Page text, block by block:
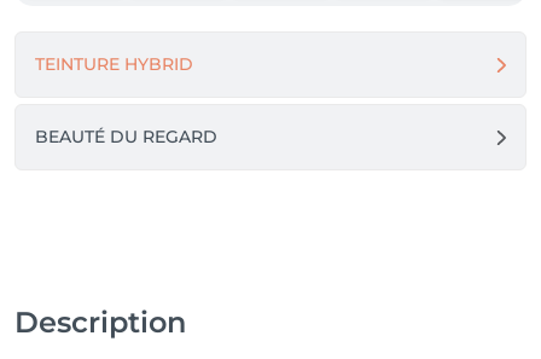
détail compte. 🩷
TEINTURE HYBRID
BEAUTÉ DU REGARD
Description